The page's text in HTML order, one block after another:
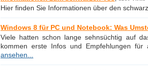
Hier finden Sie Informationen über den
Windows 8 für PC und Notebook: Was
Viele hatten schon lange sehnsüchtig auf
kommen erste Infos und Empfehlungen
ansehen...